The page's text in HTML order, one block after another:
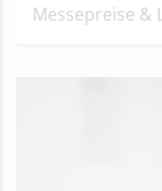
Messepreise &